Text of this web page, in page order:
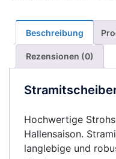
Beschreibung
Rezensionen (0)
Hochwertige
Hallensaison.
langlebige und